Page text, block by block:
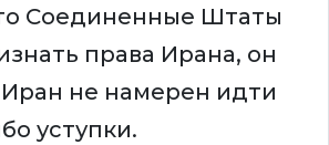
Соединенные Штаты
права Ирана, он
Иран не намерен идти
уступки.